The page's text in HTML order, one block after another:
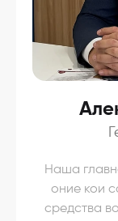
Наша
оние кои
средства